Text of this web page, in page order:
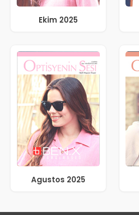
Ekim 2025
Agustos 2025